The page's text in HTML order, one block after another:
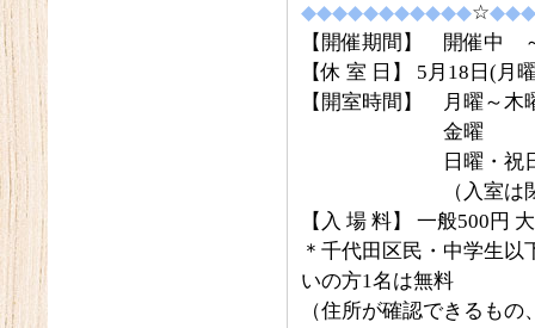
◆◆◆◆◆◆◆◆◆◆◆☆
【開催期間】 開催中
【休 室 日】 5月18日(月
【開室時間】 月曜～木
金曜 午前
日曜・祝日 午
（入室は閉室
【入 場 料】 一般500円
＊千代田区民・中学生
いの方1名は無料
（住所が確認できるも